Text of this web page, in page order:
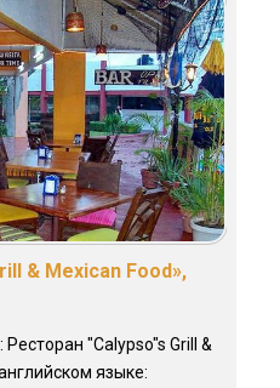
& Mexican Food»,
"Calypso"s Grill &
языке: